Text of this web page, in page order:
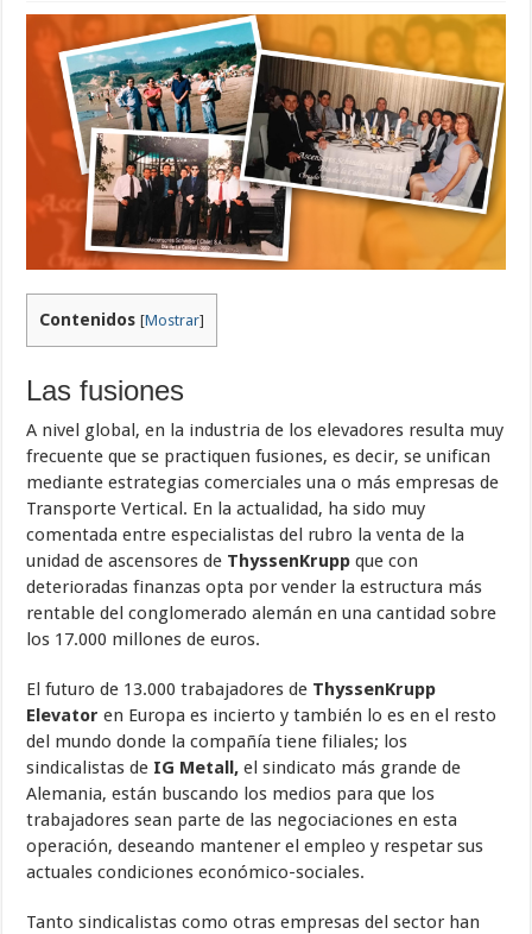
Contenidos [Mostrar]
Las fusiones
A nivel global, en la industria de los elevadores resulta muy
frecuente que se practiquen fusiones, es decir, se unifican
mediante estrategias comerciales una o más empresas de
Transporte Vertical. En la actualidad, ha sido muy
comentada entre especialistas del rubro la venta de la
unidad de ascensores de ThyssenKrupp que con
deterioradas finanzas opta por vender la estructura más
rentable del conglomerado alemán en una cantidad sobre
los 17.000 millones de euros.
El futuro de 13.000 trabajadores de ThyssenKrupp
Elevator en Europa es incierto y también lo es en el resto
del mundo donde la compañía tiene filiales; los
sindicalistas de IG Metall, el sindicato más grande de
Alemania, están buscando los medios para que los
trabajadores sean parte de las negociaciones en esta
operación, deseando mantener el empleo y respetar sus
actuales condiciones económico-sociales.
Tanto sindicalistas como otras empresas del sector han